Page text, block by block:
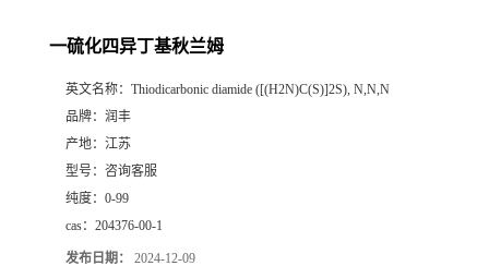
一硫化四异丁基秋兰姆
英文名称： Thiodicarbonic diamide ([(H2N)C(S)]2S), N,N,N
品牌： 润丰
产地： 江苏
型号： 咨询客服
纯度： 0-99
cas： 204376-00-1
发布日期： 2024-12-09